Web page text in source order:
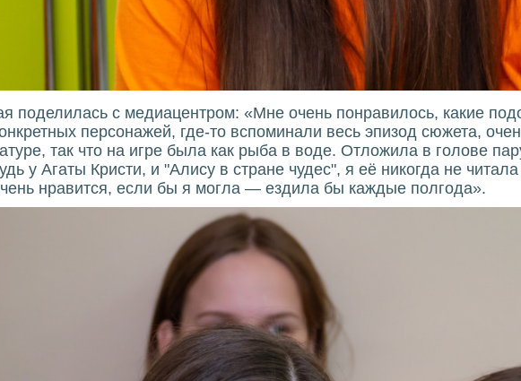
поделилась с медиацентром: «Мне очень понравилось, какие
персонажей, где-то вспоминали весь эпизод сюжета,
так что на игре была как рыба в воде. Отложила в голове
у Агаты Кристи, и "Алису в стране чудес", я её никогда не
нравится, если бы я могла — ездила бы каждые полгода».